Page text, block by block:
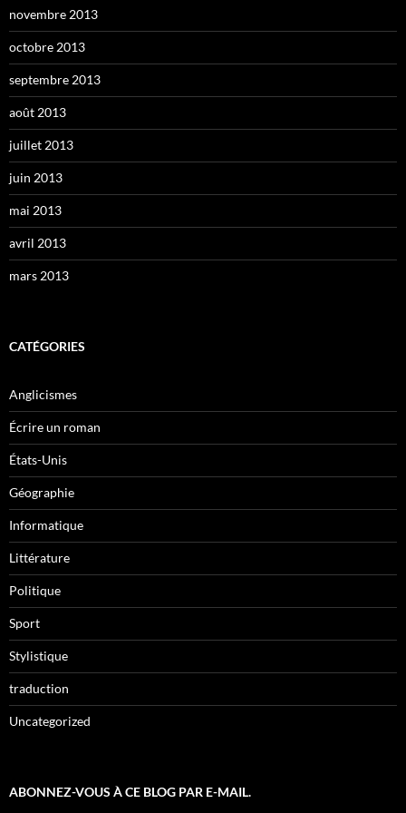
novembre 2013
octobre 2013
septembre 2013
août 2013
juillet 2013
juin 2013
mai 2013
avril 2013
mars 2013
CATÉGORIES
Anglicismes
Écrire un roman
États-Unis
Géographie
Informatique
Littérature
Politique
Sport
Stylistique
traduction
Uncategorized
ABONNEZ-VOUS À CE BLOG PAR E-MAIL.